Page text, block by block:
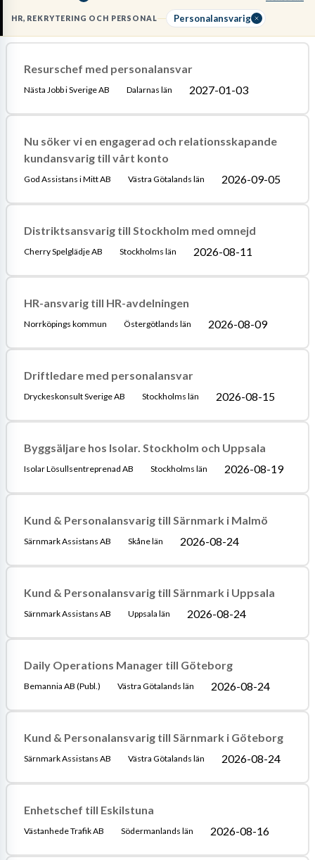
personalvetenskap samt gedigen erfarenhet av atttolka
kollektivavtali praktiken. Du ansvarar även för att implementera
arbetsmiljölagstiftning.
Läs mer om yrket:
HR, REKRYTERING OCH PERSONAL Personalansvarig
Resurschef med personalansvar
Nästa Jobb i Sverige AB Dalarnas län 2027-01-03
Nu söker vi en engagerad och relationsskapande
kundansvarig till vårt konto
God Assistans i Mitt AB Västra Götalands län 2026-09-05
Distriktsansvarig till Stockholm med omnejd
Cherry Spelglädje AB Stockholms län 2026-08-11
HR-ansvarig till HR-avdelningen
Norrköpings kommun Östergötlands län 2026-08-09
Driftledare med personalansvar
Dryckeskonsult Sverige AB Stockholms län 2026-08-15
Byggsäljare hos Isolar. Stockholm och Uppsala
Isolar Lösullsentreprenad AB Stockholms län 2026-08-19
Kund & Personalansvarig till Särnmark i Malmö
Särnmark Assistans AB Skåne län 2026-08-24
Kund & Personalansvarig till Särnmark i Uppsala
Särnmark Assistans AB Uppsala län 2026-08-24
Daily Operations Manager till Göteborg
Bemannia AB (Publ.) Västra Götalands län 2026-08-24
Kund & Personalansvarig till Särnmark i Göteborg
Särnmark Assistans AB Västra Götalands län 2026-08-24
Enhetschef till Eskilstuna
Västanhede Trafik AB Södermanlands län 2026-08-16